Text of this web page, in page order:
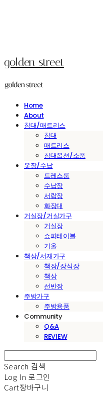
golden street
Home
About
침대/매트리스
침대
매트리스
침대옵션/소품
옷장/수납
드레스룸
수납장
서랍장
화장대
거실장/거실가구
거실장
쇼파테이블
거울
책상/서재가구
책장/장식장
책상
선반장
주방가구
주방용품
Community
Q&A
REVIEW
Search 검색
Log In 로그인
Cart장바구니